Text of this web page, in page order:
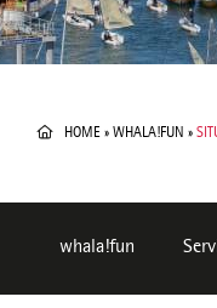
HOME » WHALA!FUN »
whala!fun